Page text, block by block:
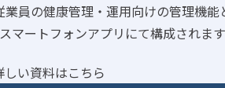
員の健康管理・運用向けの管理機能
マートフォンアプリにて構成されま
しい資料はこちら